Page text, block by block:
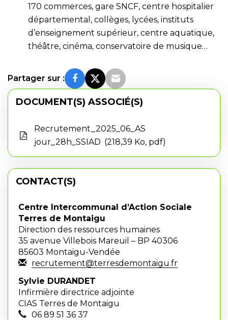
170 commerces, gare SNCF, centre hospitalier
départemental, collèges, lycées, instituts
d’enseignement supérieur, centre aquatique,
théâtre, cinéma, conservatoire de musique…
Partager sur :
DOCUMENT(S) ASSOCIÉ(S)
Recrutement_2025_06_AS
jour_28h_SSIAD
218,39 Ko, pdf
CONTACT(S)
Centre Intercommunal d’Action Sociale
Terres de Montaigu
Direction des ressources humaines
35 avenue Villebois Mareuil – BP 40306
85603 Montaigu-Vendée
recrutement@terresdemontaigu.fr
Sylvie DURANDET
Infirmière directrice adjointe
CIAS Terres de Montaigu
06 89 51 36 37